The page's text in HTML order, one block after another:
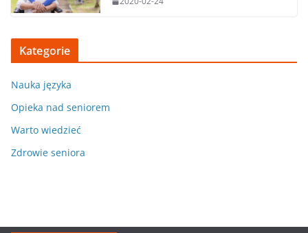
Kategorie
Nauka języka
Opieka nad seniorem
Warto wiedzieć
Zdrowie seniora